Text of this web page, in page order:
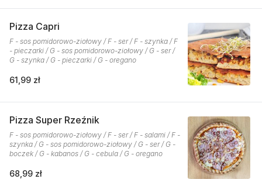
Pizza Capri
F - sos pomidorowo-ziołowy / F - ser / F - szynka / F
- pieczarki / G - sos pomidorowo-ziołowy / G - ser /
G - szynka / G - pieczarki / G - oregano
61,99 zł
Pizza Super Rzeźnik
F - sos pomidorowo-ziołowy / F - ser / F - salami / F -
szynka / G - sos pomidorowo-ziołowy / G - ser / G -
boczek / G - kabanos / G - cebula / G - oregano
68,99 zł